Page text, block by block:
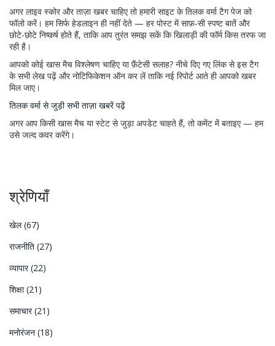
अगर लाइव स्कोर और ताज़ा खबर चाहिए तो हमारी साइट के तिलक वर्मा टैग पेज को
फॉलो करें। हम सिर्फ हेडलाइन ही नहीं देते — हर पोस्ट में साफ़-सी स्पष्ट बातें और
छोटे-छोटे निष्कर्ष होते हैं, ताकि आप तुरंत समझ सकें कि खिलाड़ी की फॉर्म किस तरफ जा
रही है।
आपको कोई खास मैच विश्लेषण चाहिए या फ़ैंटेसी सलाह? नीचे दिए गए लिंक से इस टैग
के सभी लेख पढ़ें और नोटिफिकेशन ऑन कर लें ताकि नई रिपोर्ट आते ही आपको खबर
मिल जाए।
तिलक वर्मा से जुड़ी सभी ताज़ा खबरें पढ़ें
अगर आप किसी खास मैच या स्टेट से जुड़ा अपडेट चाहते हैं, तो कमेंट में बताइए — हम
उसे जल्द कवर करेंगे।
श्रेणियाँ
खेल(67)
राजनीति (27)
व्यापार(22)
शिक्षा(21)
समाचार(21)
मनोरंजन (18)